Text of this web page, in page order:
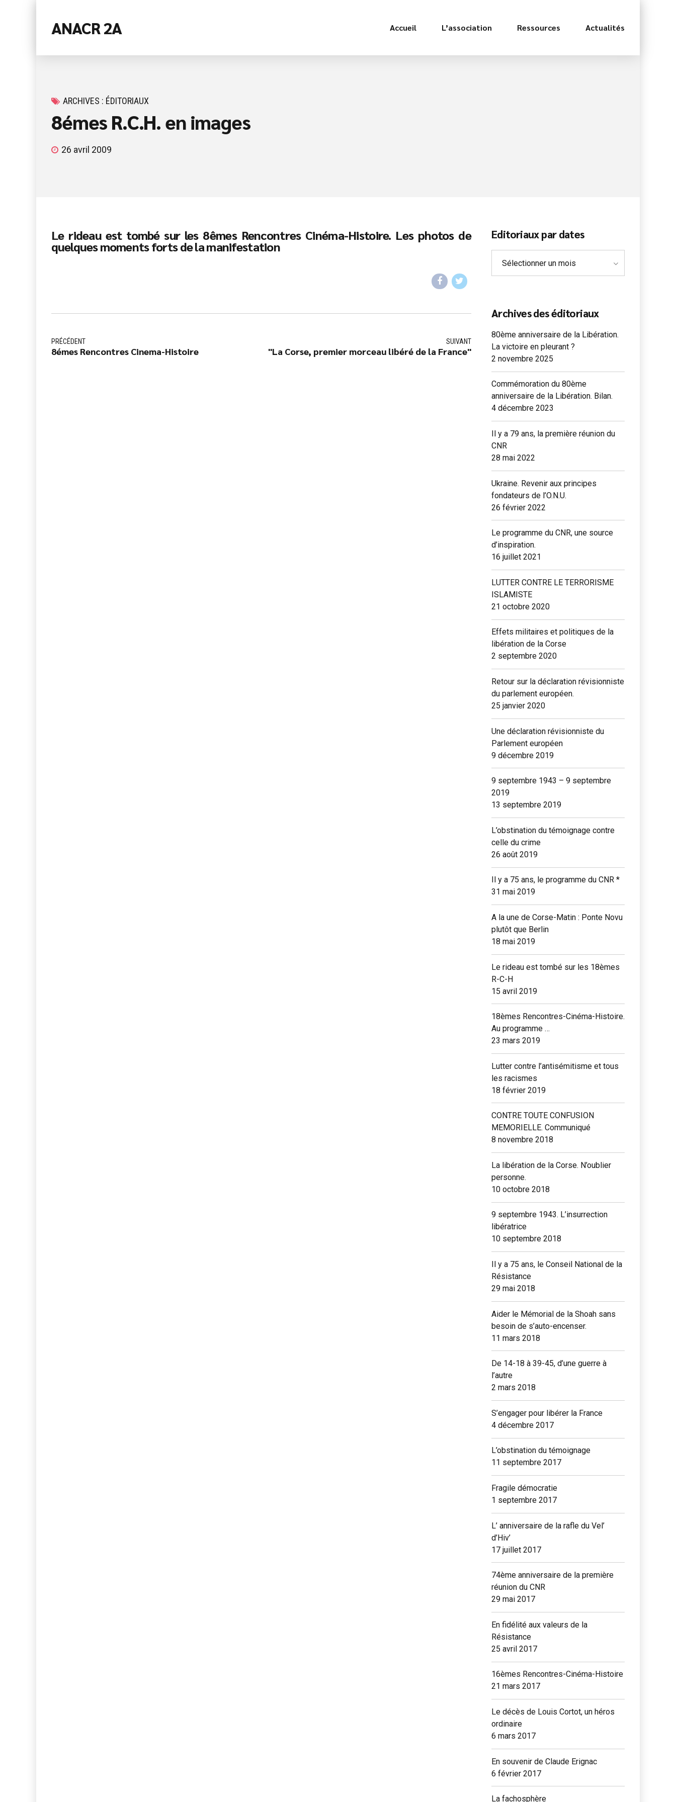
ANACR 2A Accueil L’association Ressources Actualités
ARCHIVES : ÉDITORIAUX
8émes R.C.H. en images
26 avril 2009
Le rideau est tombé sur les 8êmes Rencontres Cinéma-Histoire. Les photos de
quelques moments forts de la manifestation
PRÉCÉDENT
8émes Rencontres Cinema-Histoire
SUIVANT
"La Corse, premier morceau libéré de la France"
Editoriaux par dates
Sélectionner un mois
Archives des éditoriaux
80ème anniversaire de la Libération.
La victoire en pleurant ?
2 novembre 2025
Commémoration du 80ème
anniversaire de la Libération. Bilan.
4 décembre 2023
Il y a 79 ans, la première réunion du
CNR
28 mai 2022
Ukraine. Revenir aux principes
fondateurs de l’O.N.U.
26 février 2022
Le programme du CNR, une source
d’inspiration.
16 juillet 2021
LUTTER CONTRE LE TERRORISME
ISLAMISTE
21 octobre 2020
Effets militaires et politiques de la
libération de la Corse
2 septembre 2020
Retour sur la déclaration révisionniste
du parlement européen.
25 janvier 2020
Une déclaration révisionniste du
Parlement européen
9 décembre 2019
9 septembre 1943 – 9 septembre
2019
13 septembre 2019
L’obstination du témoignage contre
celle du crime
26 août 2019
Il y a 75 ans, le programme du CNR *
31 mai 2019
A la une de Corse-Matin : Ponte Novu
plutôt que Berlin
18 mai 2019
Le rideau est tombé sur les 18èmes
R-C-H
15 avril 2019
18èmes Rencontres-Cinéma-Histoire.
Au programme …
23 mars 2019
Lutter contre l’antisémitisme et tous
les racismes
18 février 2019
CONTRE TOUTE CONFUSION
MEMORIELLE. Communiqué
8 novembre 2018
La libération de la Corse. N’oublier
personne.
10 octobre 2018
9 septembre 1943. L’insurrection
libératrice
10 septembre 2018
Il y a 75 ans, le Conseil National de la
Résistance
29 mai 2018
Aider le Mémorial de la Shoah sans
besoin de s’auto-encenser.
11 mars 2018
De 14-18 à 39-45, d’une guerre à
l’autre
2 mars 2018
S’engager pour libérer la France
4 décembre 2017
L’obstination du témoignage
11 septembre 2017
Fragile démocratie
1 septembre 2017
L’ anniversaire de la rafle du Vel’
d’Hiv’
17 juillet 2017
74ème anniversaire de la première
réunion du CNR
29 mai 2017
En fidélité aux valeurs de la
Résistance
25 avril 2017
16èmes Rencontres-Cinéma-Histoire
21 mars 2017
Le décès de Louis Cortot, un héros
ordinaire
6 mars 2017
En souvenir de Claude Erignac
6 février 2017
La fachosphère